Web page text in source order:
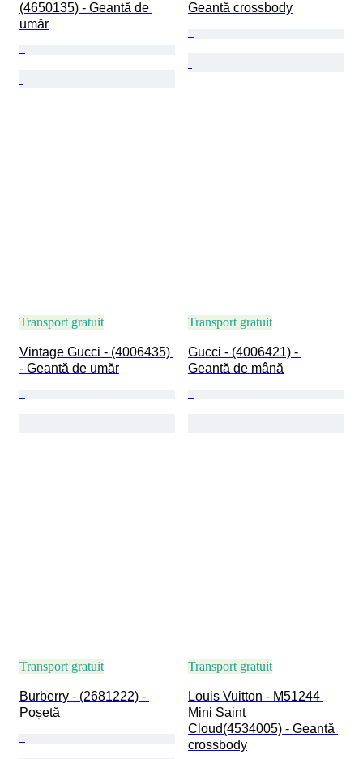
(4650135) - Geantă de
umăr
Geantă crossbody
Transport gratuit
Vintage Gucci - (4006435)
- Geantă de umăr
Transport gratuit
Gucci - (4006421) -
Geantă de mână
Transport gratuit
Burberry - (2681222) -
Poșetă
Transport gratuit
Louis Vuitton - M51244
Mini Saint
Cloud(4534005) - Geantă
crossbody